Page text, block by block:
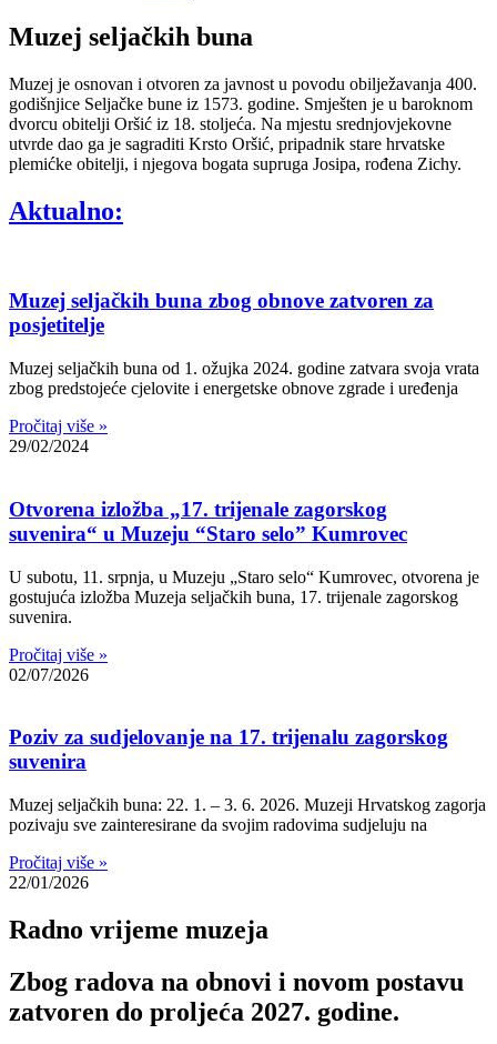
Muzej seljačkih buna
Muzej je osnovan i otvoren za javnost u povodu obilježavanja 400.
godišnjice Seljačke bune iz 1573. godine. Smješten je u baroknom
dvorcu obitelji Oršić iz 18. stoljeća. Na mjestu srednjovjekovne
utvrde dao ga je sagraditi Krsto Oršić, pripadnik stare hrvatske
plemićke obitelji, i njegova bogata supruga Josipa, rođena Zichy.
Aktualno:
Muzej seljačkih buna zbog obnove zatvoren za
posjetitelje
Muzej seljačkih buna od 1. ožujka 2024. godine zatvara svoja vrata
zbog predstojeće cjelovite i energetske obnove zgrade i uređenja
Pročitaj više »
29/02/2024
Otvorena izložba „17. trijenale zagorskog
suvenira“ u Muzeju “Staro selo” Kumrovec
U subotu, 11. srpnja, u Muzeju „Staro selo“ Kumrovec, otvorena je
gostujuća izložba Muzeja seljačkih buna, 17. trijenale zagorskog
suvenira.
Pročitaj više »
02/07/2026
Poziv za sudjelovanje na 17. trijenalu zagorskog
suvenira
Muzej seljačkih buna: 22. 1. – 3. 6. 2026. Muzeji Hrvatskog zagorja
pozivaju sve zainteresirane da svojim radovima sudjeluju na
Pročitaj više »
22/01/2026
Radno vrijeme muzeja
Zbog radova na obnovi i novom postavu
zatvoren do proljeća 2027. godine.